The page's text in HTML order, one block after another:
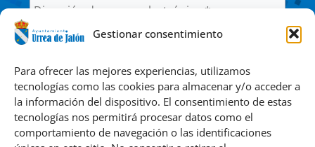
Gestionar consentimiento
Para ofrecer las mejores experiencias, utilizamos
tecnologías como las cookies para almacenar y/o acceder a
la información del dispositivo. El consentimiento de estas
tecnologías nos permitirá procesar datos como el
comportamiento de navegación o las identificaciones
He leído y acepto la
Responsable » Ayuntamiento de Urrea de Jalón. / Finalidad »
enviarte nuestras publicaciones y noticias. / Legitimación »